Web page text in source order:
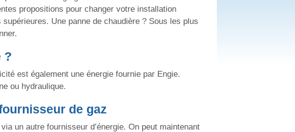
propositions pour changer votre installation
Une panne de chaudière ? Sous les plus
?
est également une énergie fournie par Engie.
ou hydraulique.
de gaz
un autre fournisseur d’énergie. On peut maintenant